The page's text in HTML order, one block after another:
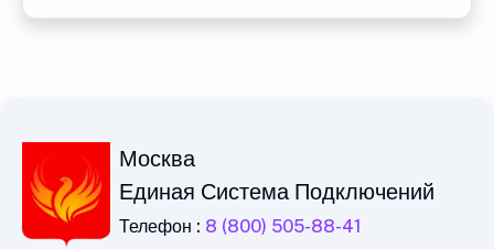
Москва
Единая Система Подключений
Телефон : 8 (800) 505-88-41